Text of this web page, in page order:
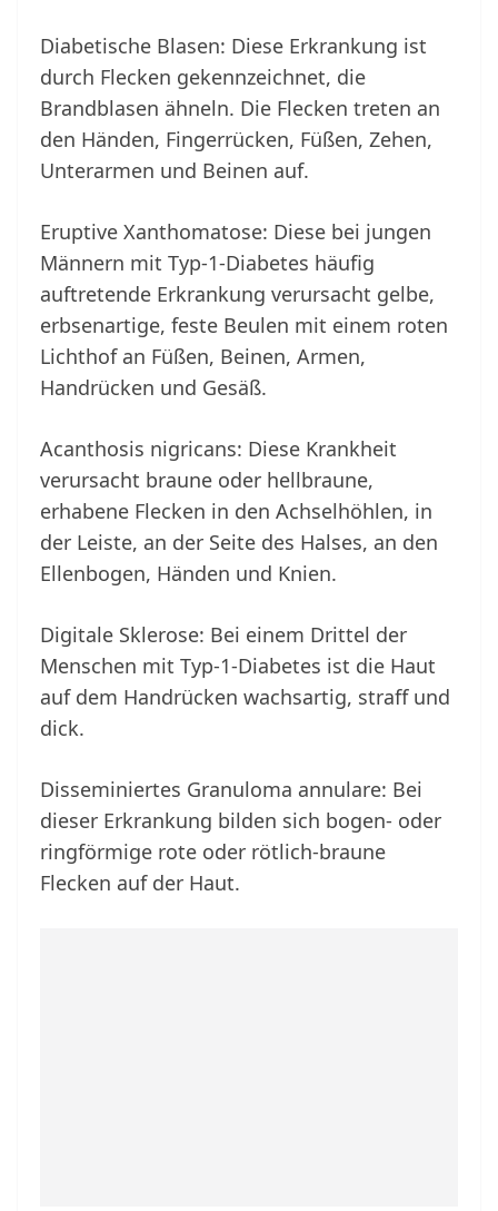
Diabetische Blasen: Diese Erkrankung ist
durch Flecken gekennzeichnet, die
Brandblasen ähneln. Die Flecken treten an
den Händen, Fingerrücken, Füßen, Zehen,
Unterarmen und Beinen auf.
Eruptive Xanthomatose: Diese bei jungen
Männern mit Typ-1-Diabetes häufig
auftretende Erkrankung verursacht gelbe,
erbsenartige, feste Beulen mit einem roten
Lichthof an Füßen, Beinen, Armen,
Handrücken und Gesäß.
Acanthosis nigricans: Diese Krankheit
verursacht braune oder hellbraune,
erhabene Flecken in den Achselhöhlen, in
der Leiste, an der Seite des Halses, an den
Ellenbogen, Händen und Knien.
Digitale Sklerose: Bei einem Drittel der
Menschen mit Typ-1-Diabetes ist die Haut
auf dem Handrücken wachsartig, straff und
dick.
Disseminiertes Granuloma annulare: Bei
dieser Erkrankung bilden sich bogen- oder
ringförmige rote oder rötlich-braune
Flecken auf der Haut.